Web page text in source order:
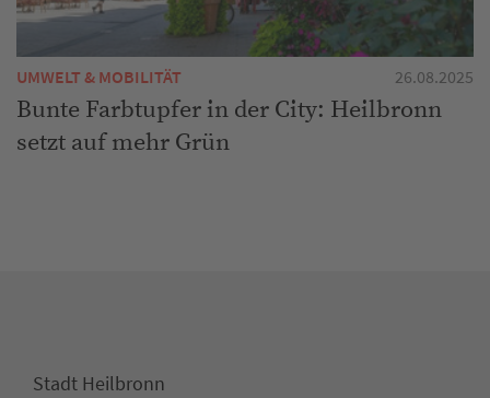
UMWELT & MOBILITÄT 26.08.2025
Bunte Farbtupfer in der City: Heilbronn
setzt auf mehr Grün
Stadt Heilbronn